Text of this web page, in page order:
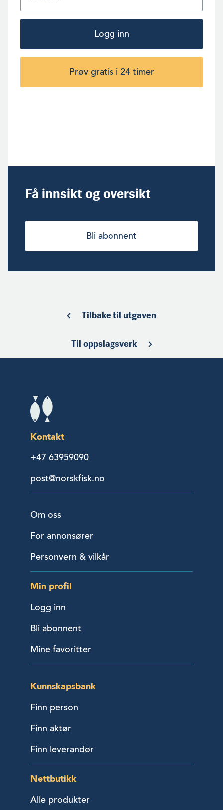
Logg inn
Prøv gratis i 24 timer
Få innsikt og oversikt
Bli abonnent
Tilbake til utgaven
Til oppslagsverk
Kontakt
+47 63959090
post@norskfisk.no
Om oss
For annonsører
Personvern & vilkår
Min profil
Logg inn
Bli abonnent
Mine favoritter
Kunnskapsbank
Finn person
Finn aktør
Finn leverandør
Nettbutikk
Alle produkter